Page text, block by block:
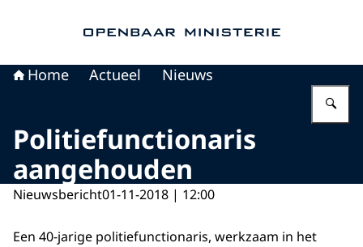
Home Actueel Nieuws
Politiefunctionaris
aangehouden
Nieuwsbericht01-11-2018 | 12:00
Een 40-jarige politiefunctionaris, werkzaam in het